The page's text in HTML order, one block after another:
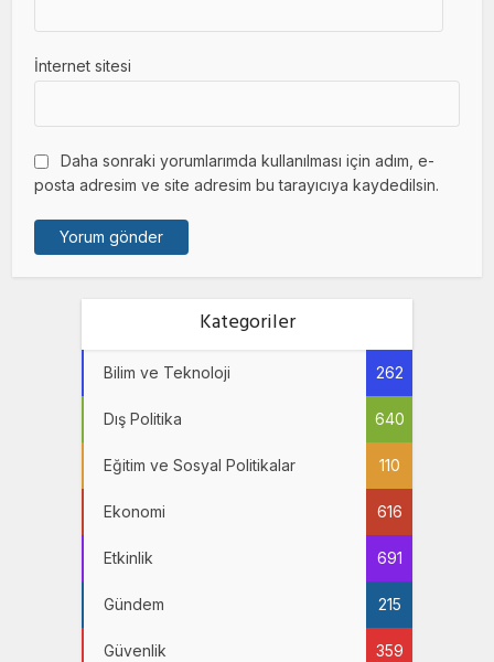
İnternet sitesi
Daha sonraki yorumlarımda kullanılması için adım, e-
posta adresim ve site adresim bu tarayıcıya kaydedilsin.
Kategoriler
Bilim ve Teknoloji 262
Dış Politika 640
Eğitim ve Sosyal Politikalar 110
Ekonomi 616
Etkinlik 691
Gündem 215
Güvenlik 359